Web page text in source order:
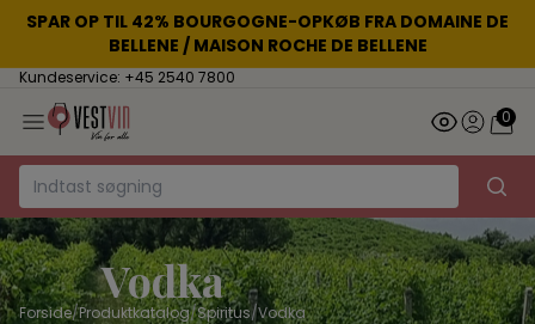
SPAR OP TIL 42% BOURGOGNE-OPKØB FRA DOMAINE DE
BELLENE / MAISON ROCHE DE BELLENE
Kundeservice: +45 2540 7800
0
Vodka
Forside/Produktkatalog/Spiritus/Vodka